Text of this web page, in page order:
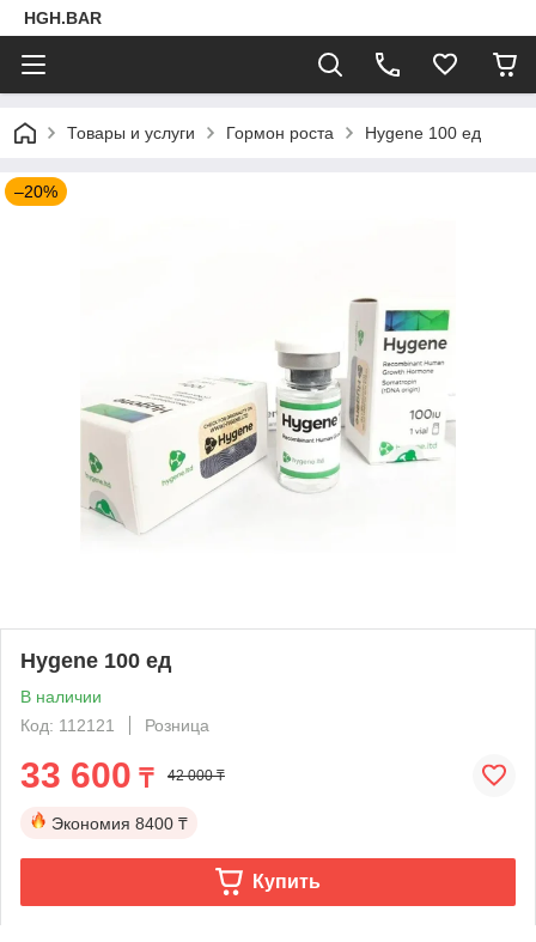
HGH.BAR
Товары и услуги Гормон роста Hygene 100 ед
–20%
Hygene 100 ед
В наличии
Код: 112121
Розница
33 600 ₸ 42 000 ₸
Экономия 8400 ₸
Купить